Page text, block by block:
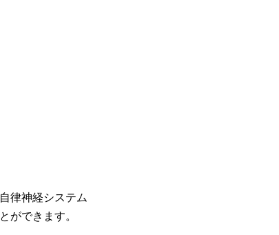
律神経システム
ができます。